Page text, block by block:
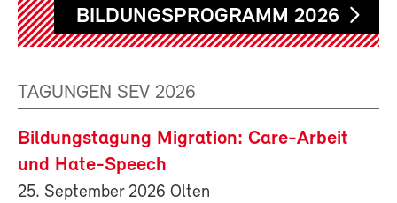
BILDUNGSPROGRAMM 2026
TAGUNGEN SEV 2026
Bildungstagung Migration: Care-Arbeit
und Hate-Speech
25. September 2026 Olten